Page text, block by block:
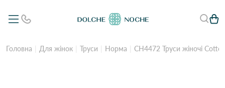
Головна Для жінок Труси Норма CH4472 Труси жіночі